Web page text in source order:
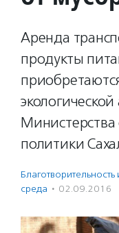
Аренда
продукты
политики
среда · 02.09.2016